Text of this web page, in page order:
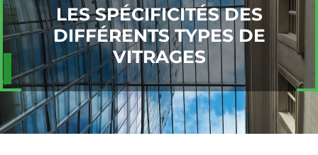
LES SPÉCIFICITÉS DES
DIFFÉRENTS TYPES DE
VITRAGES